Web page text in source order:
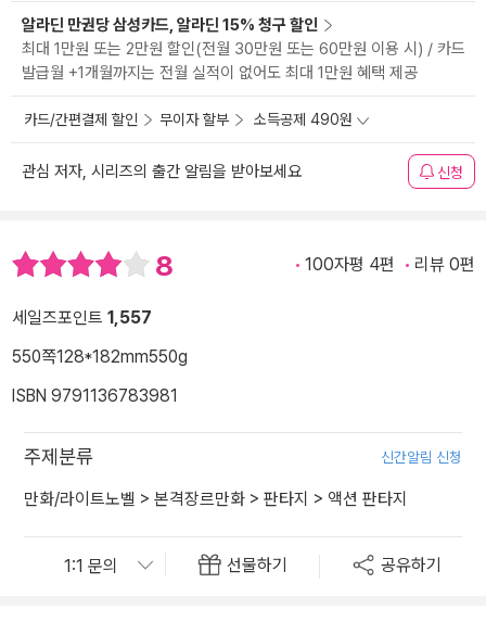
알라딘 만권당 삼성카드, 알라딘 15% 청구 할인
최대 1만원 또는 2만원 할인(전월 30만원 또는 60만원 이용 시) / 카드
발급월 +1개월까지는 전월 실적이 없어도 최대 1만원 혜택 제공
카드/간편결제 할인 무이자 할부 소득공제 490원
관심 저자, 시리즈의 출간 알림을 받아보세요 신청
8 100자평 4편 리뷰 0편
세일즈포인트 1,557
550쪽128*182mm550g
ISBN 9791136783981
주제분류 신간알림 신청
만화/라이트노벨 > 본격장르만화 > 판타지 > 액션 판타지
선물하기 공유하기